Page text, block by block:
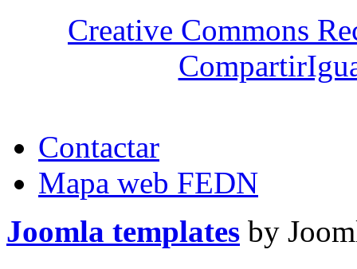
Creative Commons
Contactar
Mapa web FEDN
Joomla templates by